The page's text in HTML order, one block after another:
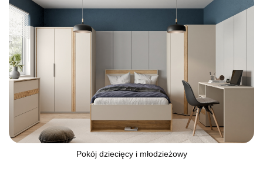
Pokój dziecięcy i młodzieżowy